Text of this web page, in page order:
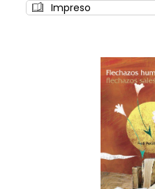
Impreso